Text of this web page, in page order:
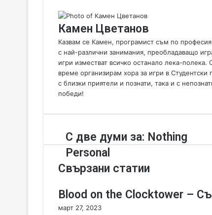
Камен Цветанов
Казвам се Камен, програмист съм по
с най-различни занимания, преобладаващо
игри изместват всичко останало лека-
време организирам хора за игри в
с близки приятели и познати, така и с
победи!
С
д
в
е
м
и
С две думи за: Nothing
Personal
Свързани статии
Blood on the Clocktower –
март 27, 2023